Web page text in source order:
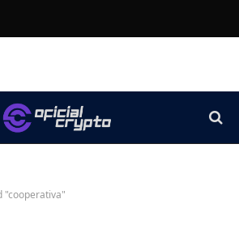
"cooperativa"